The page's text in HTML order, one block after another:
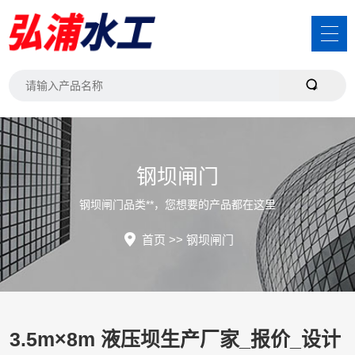
钢坝闸门
钢坝闸门品类**，您想要的产品都在这里
首页 >> 钢坝闸门
3.5m×8m 液压坝生产厂家_报价_设计